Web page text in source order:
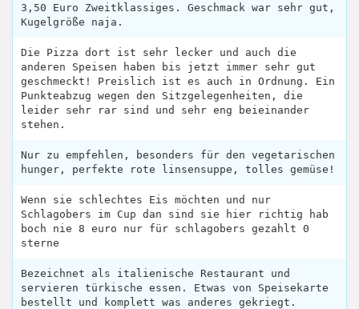
3,50 Euro Zweitklassiges. Geschmack war sehr gut,
Kugelgröße naja.
Die Pizza dort ist sehr lecker und auch die
anderen Speisen haben bis jetzt immer sehr gut
geschmeckt! Preislich ist es auch in Ordnung. Ein
Punkteabzug wegen den Sitzgelegenheiten, die
leider sehr rar sind und sehr eng beieinander
stehen.
Nur zu empfehlen, besonders für den vegetarischen
hunger, perfekte rote linsensuppe, tolles gemüse!
Wenn sie schlechtes Eis möchten und nur
Schlagobers im Cup dan sind sie hier richtig hab
boch nie 8 euro nur für schlagobers gezahlt 0
sterne
Bezeichnet als italienische Restaurant und
servieren türkische essen. Etwas von Speisekarte
bestellt und komplett was anderes gekriegt.